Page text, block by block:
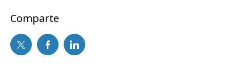
Comparte